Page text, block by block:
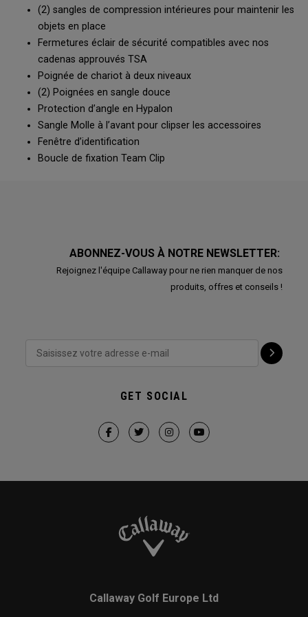
(2) sangles de compression intérieures pour maintenir les
objets en place
Fermetures éclair de sécurité compatibles avec nos
cadenas approuvés TSA
Poignée de chariot à deux niveaux
(2) Poignées en sangle douce
Protection d’angle en Hypalon
Sangle Molle à l’avant pour clipser les accessoires
Fenêtre d’identification
Boucle de fixation Team Clip
ABONNEZ-VOUS À NOTRE NEWSLETTER:
Rejoignez l'équipe Callaway pour ne rien manquer de nos
produits, offres et conseils !
GET SOCIAL
Callaway Golf Europe Ltd